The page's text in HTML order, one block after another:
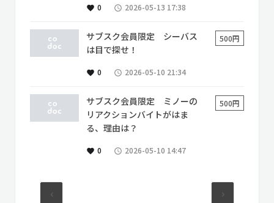
favorite 0 access_time 2026-05-13 17:38
サブスク会員限定 シーバス
は目で探せ！
500円
favorite 0 access_time 2026-05-10 21:34
サブスク会員限定 ミノーの
リアクションバイトがはま
る、理由は？
500円
favorite 0 access_time 2026-05-10 14:47
‹ ›